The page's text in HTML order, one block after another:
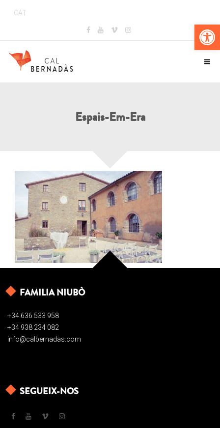
CAT
Espais-Em-Era
FAMILIA NIUBÒ
+34 636 533 958
+34 938 234 082
info@calbernadas.com
SEGUEIX-NOS